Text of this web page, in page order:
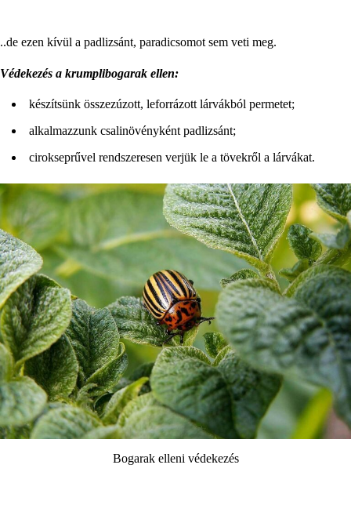
..de ezen kívül a padlizsánt, paradicsomot sem veti meg.
Védekezés a krumplibogarak ellen:
készítsünk összezúzott, leforrázott lárvákból permetet;
alkalmazzunk csalinövényként padlizsánt;
cirokseprűvel rendszeresen verjük le a tövekről a lárvákat.
Bogarak elleni védekezés